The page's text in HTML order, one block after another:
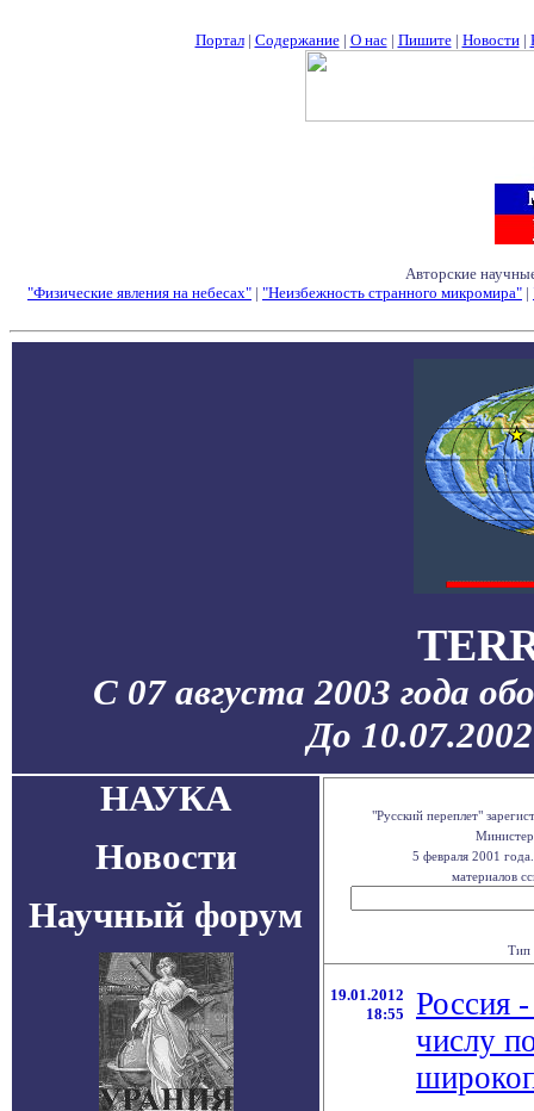
Портал| Содержание| О нас| Пишите| Новости|
Авторские
"Физические явления на небесах" | "Неизбежность странного микромира" |
С 07 августа 2003 года
До
НАУКА
Новости
Научный форум
"Русский переплет"
5 февраля 2001
материалов
Тип
19.01.2012
18:55
Россия
числу